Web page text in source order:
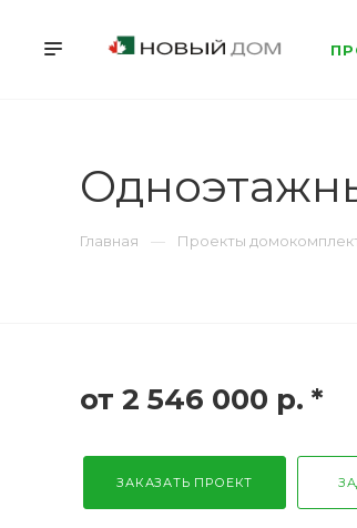
Главная Проекты
от 2 546 000 р. *
ЗАКАЗАТЬ ПРОЕКТ